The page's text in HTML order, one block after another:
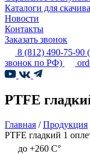
Каталоги для
Новости
Контакты
Заказать звонок
8 (812) 490-75-90
звонок по РФ)
PTFE
Главная /Продукция
PTFE гладкий 1
до +260 C°